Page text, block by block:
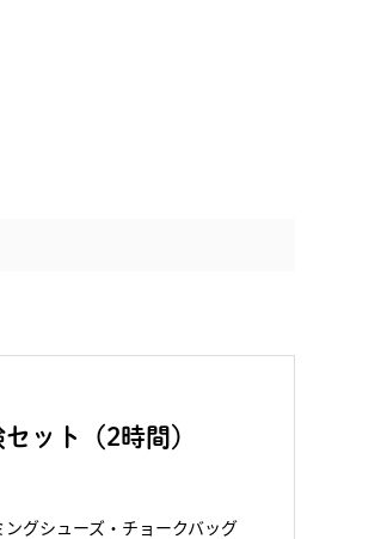
ット（2時間）
グシューズ・チョークバッグ